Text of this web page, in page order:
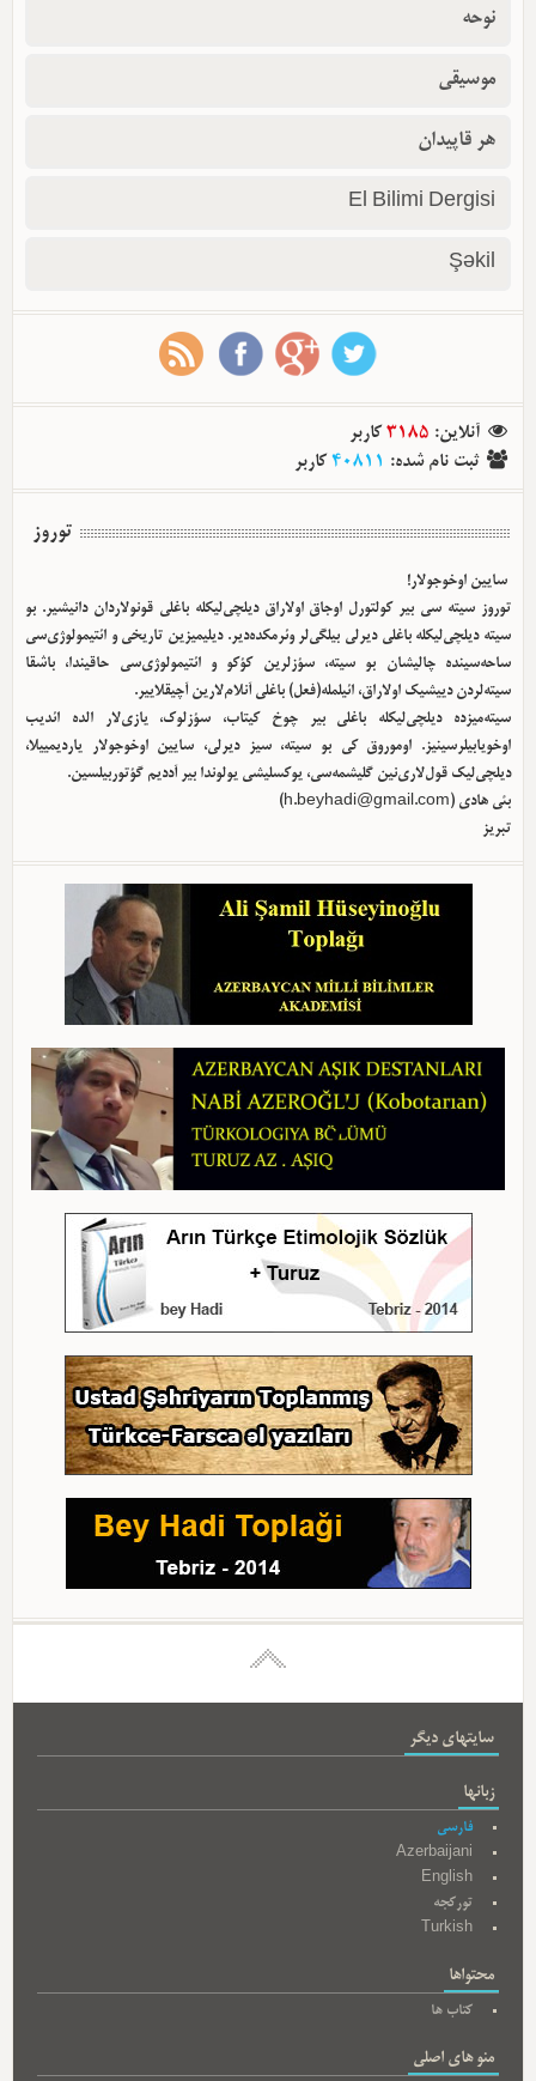
نوحه
موسیقی
هر قاپیدان
El Bilimi Dergisi
Şəkil
آنلاین:
3185 کاربر
ثبت نام شده:
40811 کاربر
توروز
سایین اوخوجولار!
توروز سیته سی بیر کولتورل اوجاق اولا‌راق دیلچی‌لیکله باغلی قونولاردان دانیشیر. بو
سیته دیلچی‌لیکله باغلی دیرلی بیلگی‌لر وئرمکده‌دیر. دیلیمیزین تاریخی و ائتیمولوژی‌سی
ساحه‌سینده چالیشان بو سیته، سؤزلرین کؤکو و ائتیمولوژی‌سی حاقیندا، باشقا
سیته‌لردن دییشیک اولا‌راق، ائیلمله(فعل) باغلی آنلام‌لارین آچیقلاییر.
سیته‌میزده دیلچی‌لیکله باغلی بیر چوخ کیتاب، سؤزلوک، یازی‌لار الده ائدیب
اوخویابیلرسینیز. اوموروق کی بو سیته، سیز دیرلی، سایین اوخوجولار یاردیمییلا،
دیلچی‌لیک قول‌لاری‌نین گلیشمه‌سی، یوکسلیشی یولوندا بیر آددیم گؤتوربیلسین.
بئی هادی (h.beyhadi@gmail.com
)
تبریز
سایتهای دیگر
زبانها
فارسی
Azerbaijani
English
تورکجه
Turkish
محتواها
کتاب ها
منو های اصلی